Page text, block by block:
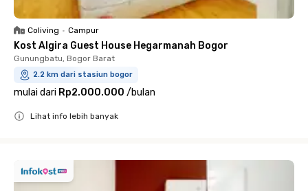
Coliving • Campur
Kost Algira Guest House Hegarmanah Bogor
Gunungbatu, Bogor Barat
2.2 km dari stasiun bogor
mulai dari Rp2.000.000 /bulan
Lihat info lebih banyak